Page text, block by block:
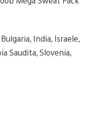
India, Israele,
Saudita, Slovenia,